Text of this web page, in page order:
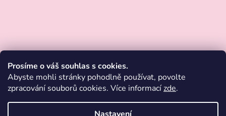
Prosíme o váš souhlas s cookies.
Abyste mohli stránky pohodlně používat, povolte
zpracování souborů cookies. Více informacízde.